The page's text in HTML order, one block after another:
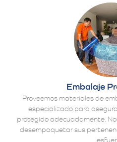
Embalaje
Proveemos materiales de
especializado para
protegido adecuadamente.
desempaquetar sus